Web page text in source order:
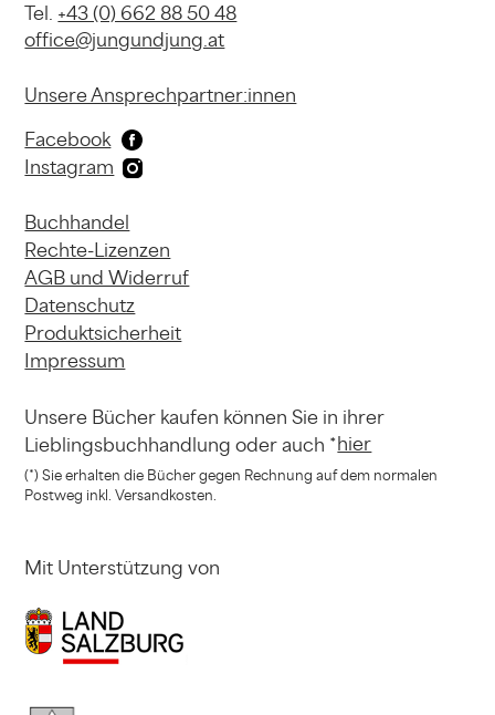
Tel. +43 (0) 662 88 50 48
office@jungundjung.at
Unsere Ansprechpartner:innen
Facebook
Instagram
Buchhandel
Rechte-Lizenzen
AGB und Widerruf
Datenschutz
Produktsicherheit
Impressum
Unsere Bücher kaufen könnenSie in ihrer
Lieblingsbuchhandlung oder auch *hier
(*) Sie erhalten die Bücher gegen Rechnung auf dem normalen
Postweg inkl. Versandkosten.
Mit Unterstützung von